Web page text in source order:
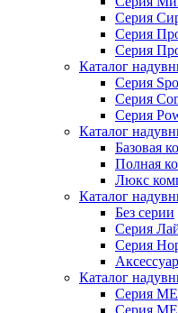
Серия
Серия
Серия
Каталог
Серия
Серия
Серия
Каталог
Базовая
Полная
Люкс
Каталог
Без серии
Серия
Серия
Каталог
Серия ME
Серия